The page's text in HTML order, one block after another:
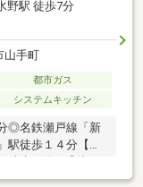
野駅 徒歩7分
山手町
都市ガス
システムキッチン
◎名鉄瀬戸線「新
徒歩１４分【周
）◎セブンイレブ